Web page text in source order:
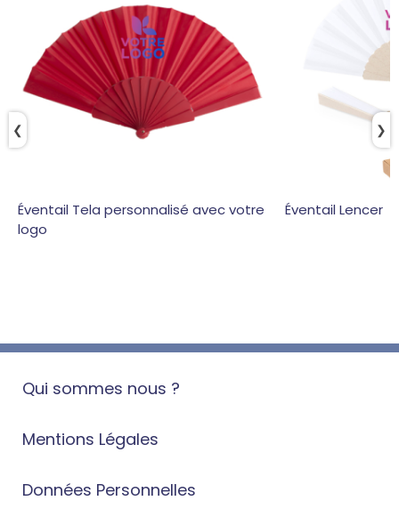
Éventail Tela personnalisé avec votre
logo
Éventail Lencer
❯
❮
Qui sommes nous ?
Mentions Légales
Données Personnelles